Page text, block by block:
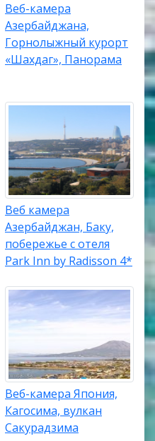
Веб-камера
Азербайджана,
Горнолыжный курорт
«Шахдаг», Панорама
Веб камера
Азербайджан, Баку,
побережье с отеля
Park Inn by Radisson 4*
Веб-камера Япония,
Кагосима, вулкан
Сакурадзима